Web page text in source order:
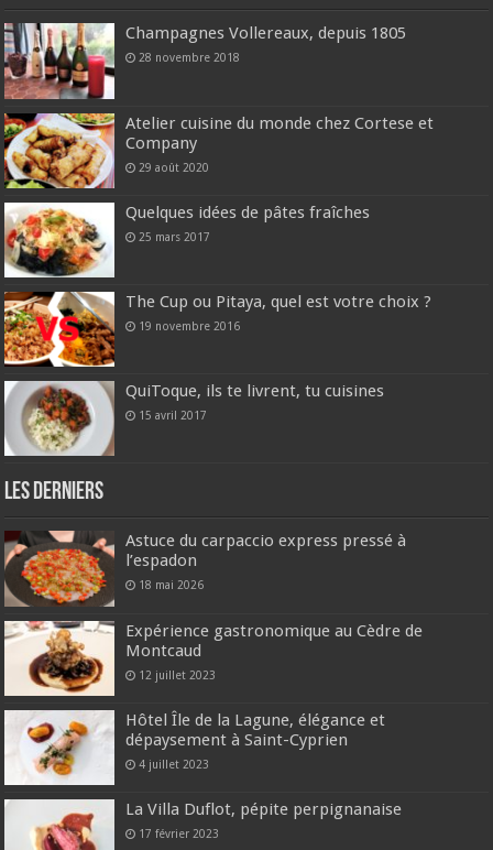
Champagnes Vollereaux, depuis 1805
28 novembre 2018
Atelier cuisine du monde chez Cortese et
Company
29 août 2020
Quelques idées de pâtes fraîches
25 mars 2017
The Cup ou Pitaya, quel est votre choix ?
19 novembre 2016
QuiToque, ils te livrent, tu cuisines
15 avril 2017
Les derniers
Astuce du carpaccio express pressé à
l’espadon
18 mai 2026
Expérience gastronomique au Cèdre de
Montcaud
12 juillet 2023
Hôtel Île de la Lagune, élégance et
dépaysement à Saint-Cyprien
4 juillet 2023
La Villa Duflot, pépite perpignanaise
17 février 2023